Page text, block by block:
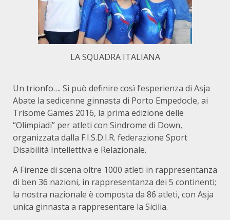
LA SQUADRA ITALIANA
Un trionfo…. Si può definire così l’esperienza di Asja
Abate la sedicenne ginnasta di Porto Empedocle, ai
Trisome Games 2016, la prima edizione delle
“Olimpiadi” per atleti con Sindrome di Down,
organizzata dalla F.I.S.D.I.R. federazione Sport
Disabilità Intellettiva e Relazionale.
A Firenze di scena oltre 1000 atleti in rappresentanza
di ben 36 nazioni, in rappresentanza dei 5 continenti;
la nostra nazionale è composta da 86 atleti, con Asja
unica ginnasta a rappresentare la Sicilia.